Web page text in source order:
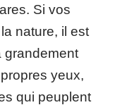
Si vos
nature, il est
grandement
yeux,
qui peuplent